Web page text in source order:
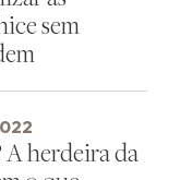
sem
A herdeira da